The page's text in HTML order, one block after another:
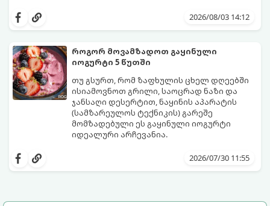
წვეულებებისთვის, ბარბექიუსთვის ან
მომზადების დრო: 15 წუთი
ულუფა: 8 პორცია
2026/08/03 14:12
როგორ მოვამზადოთ გაყინული
იოგურტი 5 წუთში
თუ გსურთ, რომ ზაფხულის ცხელ დღეებში
ისიამოვნოთ გრილი, საოცრად ნაზი და
ჯანსაღი დესერტით, ნაყინის აპარატის
(სამზარეულოს ტექნიკის) გარეშე
მომზადებული ეს გაყინული იოგურტი
იდეალური არჩევანია.
ის შეიცავს მინიმალურ კალორიებს,
მომზადების დრო: 5 წუთი
2026/07/30 11:55